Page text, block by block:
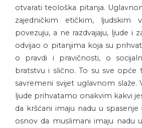
otvarati teološka pitanja.
zajedničkim etičkim, ljudskim
povezuju, a ne razdvajaju, ljude i
odvijao o pitanjima koja su
o pravdi i pravičnosti, o
bratstvu i slično. To su sve
savremeni svijet uglavnom slaže.
ljude prihvatamo onakvim kakvi
da kršćani imaju nadu u
osnov da muslimani imaju nadu